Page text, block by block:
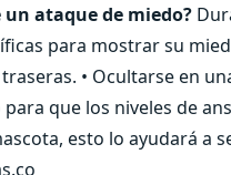
ataque de miedo?
para mostrar su
• Ocultarse en
que los niveles de
esto lo ayudará a